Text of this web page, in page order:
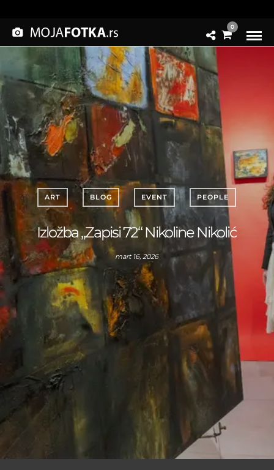
0
ART BLOG EVENT PEOPLE
Izložba „Zapisi 72“ Nikoline Nikolić
mart 16, 2026